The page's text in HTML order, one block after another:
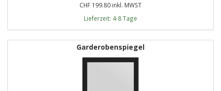
CHF 199.80 inkl. MWST
Lieferzeit: 4-8 Tage
Garderobenspiegel